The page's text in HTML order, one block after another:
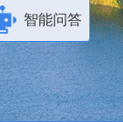
智能问答